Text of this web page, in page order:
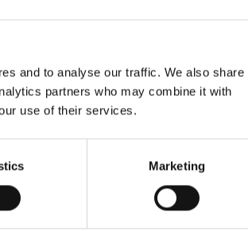
and to analyse our traffic. We also share
partners who may combine it with
use of their services.
Marketing